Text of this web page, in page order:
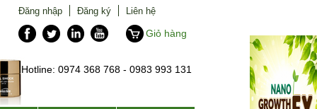
Đăng nhập Đăng ký
Liên hệ
Giỏ hàng
Hotline: 0974 368 768 - 0983 993 131